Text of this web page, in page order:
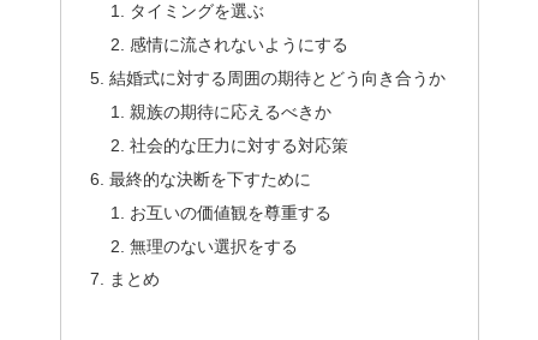
タイミングを選ぶ
感情に流されないようにする
結婚式に対する周囲の期待とどう向き合うか
親族の期待に応えるべきか
社会的な圧力に対する対応策
最終的な決断を下すために
お互いの価値観を尊重する
無理のない選択をする
まとめ